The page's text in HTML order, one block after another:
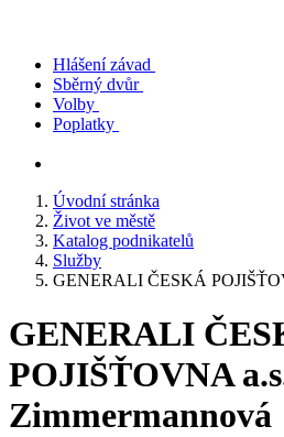
Hlášení závad
Sběrný dvůr
Volby
Poplatky
Úvodní stránka
Život ve městě
Katalog podnikatelů
Služby
GENERALI ČESKÁ
GENERALI
POJIŠŤOVNA
Zimmermannová